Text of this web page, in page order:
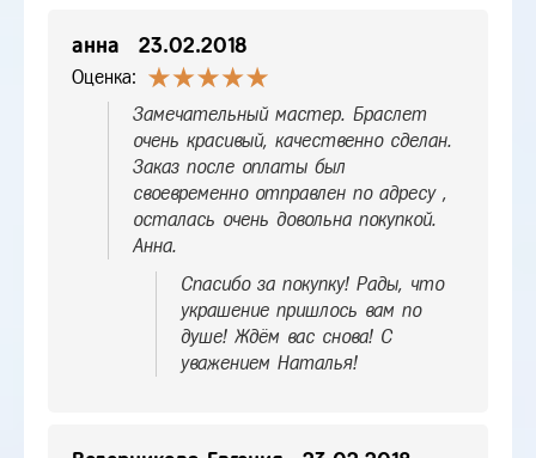
анна 23.02.2018
Оценка:
Замечательный мастер. Браслет
очень красивый, качественно сделан.
Заказ после оплаты был
своевременно отправлен по адресу ,
осталась очень довольна покупкой.
Анна.
Спасибо за покупку! Рады, что
украшение пришлось вам по
душе! Ждём вас снова! С
уважением Наталья!